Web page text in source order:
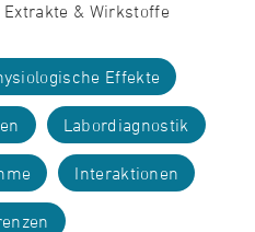
& Wirkstoffe
Effekte
Labordiagnostik
Interaktionen